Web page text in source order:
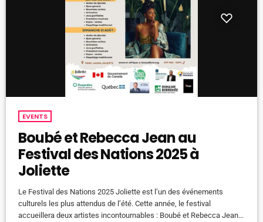
EVENTS
Boubé et Rebecca Jean au
Festival des Nations 2025 à
Joliette
Le Festival des Nations 2025 Joliette est l’un des événements
culturels les plus attendus de l’été. Cette année, le festival
accueillera deux artistes incontournables : Boubé et Rebecca Jean.